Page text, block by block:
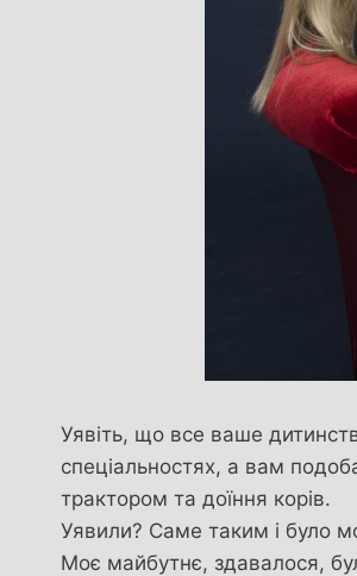
Уявіть, що все ваше
спеціальностях, а вам
трактором та доїння корів.
Уявили? Саме таким і було
Моє майбутнє, здавалося,